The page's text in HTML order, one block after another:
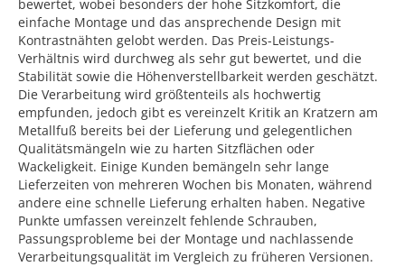
bewertet, wobei besonders der hohe Sitzkomfort, die
einfache Montage und das ansprechende Design mit
Kontrastnähten gelobt werden. Das Preis-Leistungs-
Verhältnis wird durchweg als sehr gut bewertet, und die
Stabilität sowie die Höhenverstellbarkeit werden geschätzt.
Die Verarbeitung wird größtenteils als hochwertig
empfunden, jedoch gibt es vereinzelt Kritik an Kratzern am
Metallfuß bereits bei der Lieferung und gelegentlichen
Qualitätsmängeln wie zu harten Sitzflächen oder
Wackeligkeit. Einige Kunden bemängeln sehr lange
Lieferzeiten von mehreren Wochen bis Monaten, während
andere eine schnelle Lieferung erhalten haben. Negative
Punkte umfassen vereinzelt fehlende Schrauben,
Passungsprobleme bei der Montage und nachlassende
Verarbeitungsqualität im Vergleich zu früheren Versionen.